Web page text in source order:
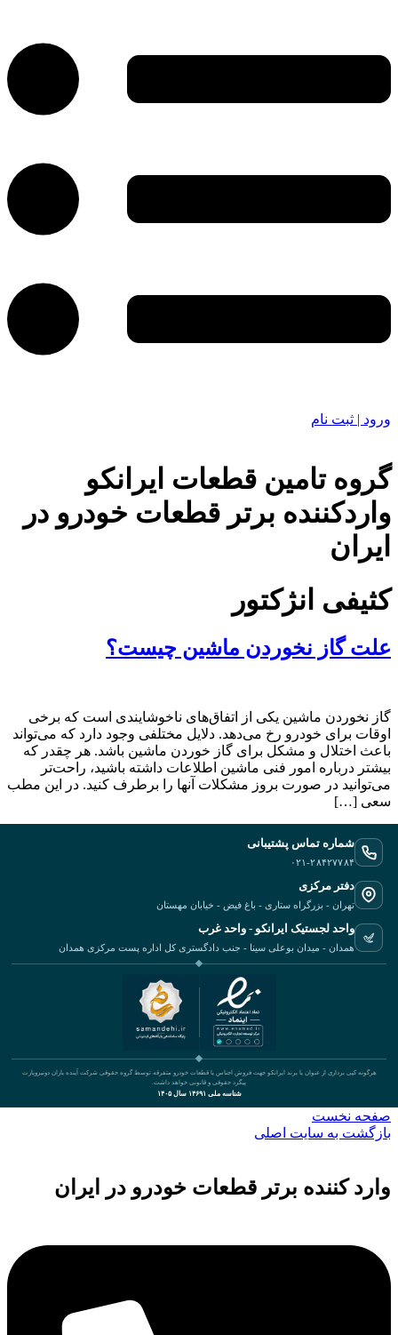
ورود | ثبت نام
گروه تامین قطعات ایرانکو
واردکننده برتر قطعات خودرو در
ایران
کثیفی انژکتور
علت گاز نخوردن ماشین چیست؟
گاز نخوردن ماشین یکی از اتفاق‌های ناخوشایندی است که برخی
اوقات برای خودرو رخ می‌دهد. دلایل مختلفی وجود دارد که می‌تواند
باعث اختلال و مشکل برای گاز خوردن ماشین باشد. هر چقدر که
بیشتر درباره امور فنی ماشین اطلاعات داشته باشید، راحت‌تر
می‌توانید در صورت بروز مشکلات آنها را برطرف کنید. در این مطب
سعی […]
شماره تماس پشتیبانی
۰۲۱-۲۸۴۲۷۷۸۴
دفتر مرکزی
تهران - بزرگراه ستاری - باغ فیض - خیابان مهستان
واحد لجستیک ایرانکو - واحد غرب
همدان - میدان بوعلی سینا - جنب دادگستری کل اداره پست مرکزی همدان
هرگونه کپی برداری از عنوان یا برند ایرانکو جهت فروش اجناس یا قطعات خودرو متفرقه توسط گروه حقوقی شرکت آینده یاران دونیروپارت
پیگرد حقوقی و قانونی خواهد داشت.
شناسه ملی ۱۴۶۹۱ سال ۱۴۰۵
صفحه نخست
بازگشت به سایت اصلی
وارد کننده برتر قطعات خودرو در ایران